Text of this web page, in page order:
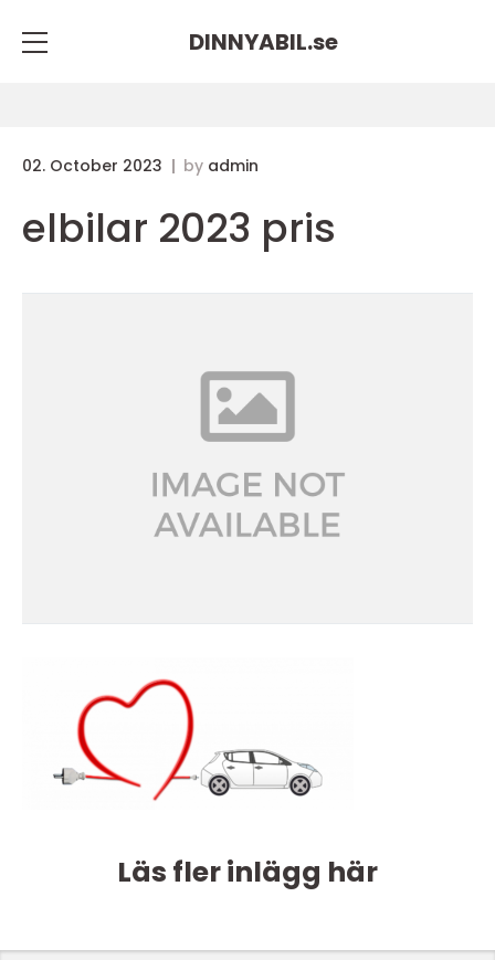
DINNYABIL.se
02. October 2023 by admin
elbilar 2023 pris
Läs fler inlägg här